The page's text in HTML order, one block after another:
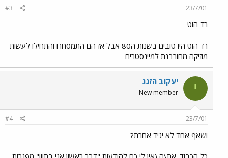
23/7/01
#3
רד הוט
רד הוט היו טובים בשנות ה80 אבל אז הם התמסחרו והתחילו לעשות
מוזיקה מחורבנת למיינסטרים
י יעקוב הזגג
New member
23/7/01
#4
ושאף אחד לא יגיד אחרת?